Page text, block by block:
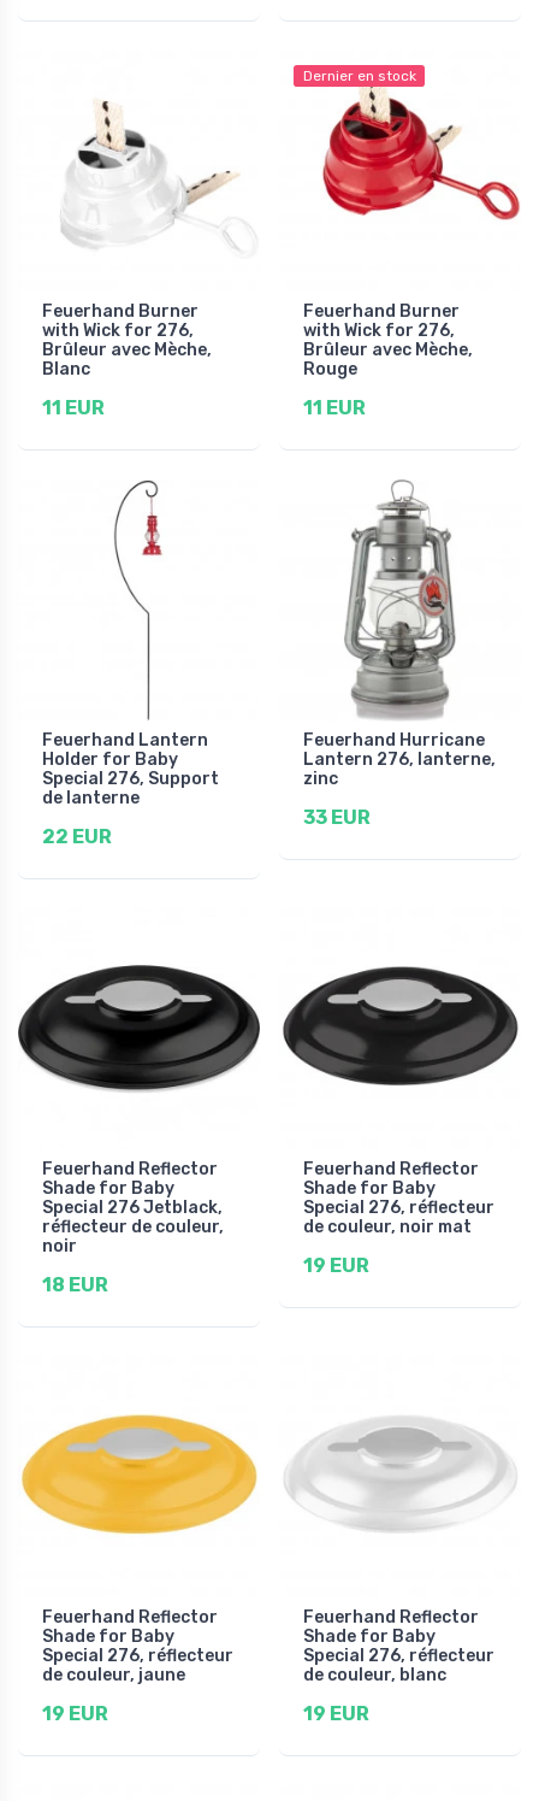
Feuerhand Burner
with Wick for 276,
Brûleur avec Mèche,
Blanc
11 EUR
Dernier en stock
Feuerhand Burner
with Wick for 276,
Brûleur avec Mèche,
Rouge
11 EUR
Feuerhand Lantern
Holder for Baby
Special 276, Support
de lanterne
22 EUR
Feuerhand Hurricane
Lantern 276, lanterne,
zinc
33 EUR
Feuerhand Reflector
Shade for Baby
Special 276 Jetblack,
réflecteur de couleur,
noir
18 EUR
Feuerhand Reflector
Shade for Baby
Special 276, réflecteur
de couleur, noir mat
19 EUR
Feuerhand Reflector
Shade for Baby
Special 276, réflecteur
de couleur, jaune
19 EUR
Feuerhand Reflector
Shade for Baby
Special 276, réflecteur
de couleur, blanc
19 EUR